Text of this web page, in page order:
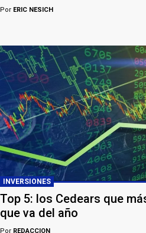
Por ERIC NESICH
INVERSIONES
Top 5: los Cedears que
que va del año
Por REDACCION